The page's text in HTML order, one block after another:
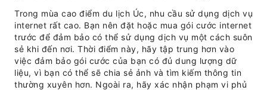
Trong mùa cao điểm du lịch Úc, nhu cầu sử dụng dịch vụ
internet rất cao. Bạn nên đặt hoặc mua gói cước internet
trước để đảm bảo có thể sử dụng dịch vụ một cách suôn
sẻ khi đến nơi. Thời điểm này, hãy tập trung hơn vào
việc đảm bảo gói cước của bạn có đủ dung lượng dữ
liệu, vì bạn có thể sẽ chia sẻ ảnh và tìm kiếm thông tin
thường xuyên hơn. Ngoài ra, hãy xác nhận phạm vi phủ